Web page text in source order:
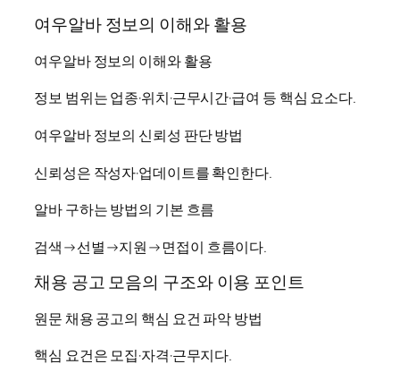
여우알바 정보의 이해와 활용
여우알바 정보의 이해와 활용
정보 범위는 업종·위치·근무시간·급여 등 핵심 요소다.
여우알바 정보의 신뢰성 판단 방법
신뢰성은 작성자·업데이트를 확인한다.
알바 구하는 방법의 기본 흐름
검색→선별→지원→면접이 흐름이다.
채용 공고 모음의 구조와 이용 포인트
원문 채용 공고의 핵심 요건 파악 방법
핵심 요건은 모집·자격·근무지다.